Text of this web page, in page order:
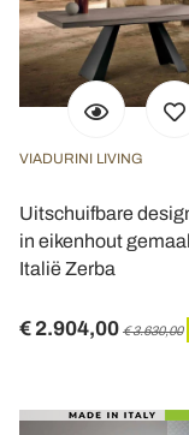
VIADURINI LIVING
Uitschuifbare
in eikenhout
Italië Zerba
€ 2.904,00 € 3.630,00